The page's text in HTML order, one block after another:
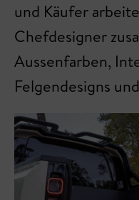
und Käufer
Chefdesigner
Aussenfarben,
Felgendesigns